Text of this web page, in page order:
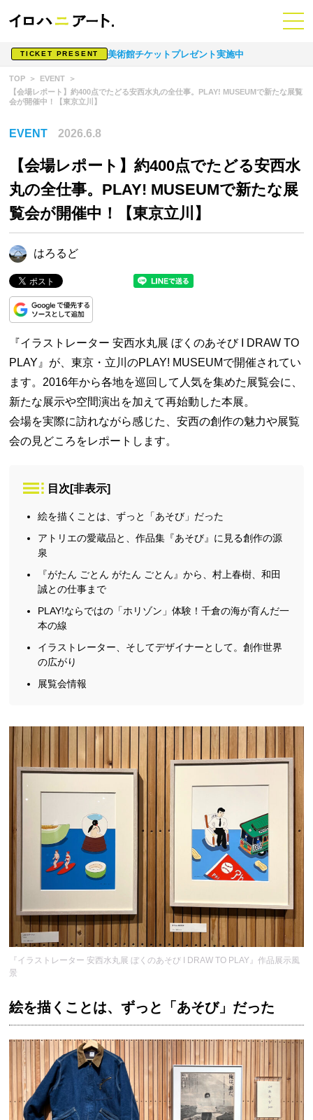
TICKET PRESENT 美術館チケットプレゼント実施中
TOP
EVENT
【会場レポート】約400点でたどる安西水丸の全仕事。PLAY! MUSEUMで新たな展覧
会が開催中！【東京立川】
EVENT 2026.6.8
【会場レポート】約400点でたどる安西水
丸の全仕事。PLAY! MUSEUMで新たな展
覧会が開催中！【東京立川】
はろるど
『イラストレーター 安西水丸展 ぼくのあそび I DRAW TO
PLAY』が、東京・立川のPLAY! MUSEUMで開催されてい
ます。2016年から各地を巡回して人気を集めた展覧会に、
新たな展示や空間演出を加えて再始動した本展。
会場を実際に訪れながら感じた、安西の創作の魅力や展覧
会の見どころをレポートします。
目次 [非表示]
絵を描くことは、ずっと「あそび」だった
アトリエの愛蔵品と、作品集『あそび』に見る創作の源
泉
『がたん ごとん がたん ごとん』から、村上春樹、和田
誠との仕事まで
PLAY!ならではの「ホリゾン」体験！千倉の海が育んだ一
本の線
イラストレーター、そしてデザイナーとして。創作世界
の広がり
展覧会情報
『イラストレーター 安西水丸展 ぼくのあそび I DRAW TO PLAY』作品展示風
景
絵を描くことは、ずっと「あそび」だった